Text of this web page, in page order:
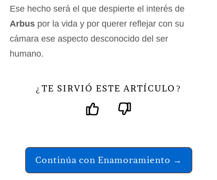
Ese hecho será el que despierte el interés de
Arbus por la vida y por querer reflejar con su
cámara ese aspecto desconocido del ser
humano.
¿ TE SIRVIÓ ESTE ARTÍCULO ?
Continúa con Enamoramiento →